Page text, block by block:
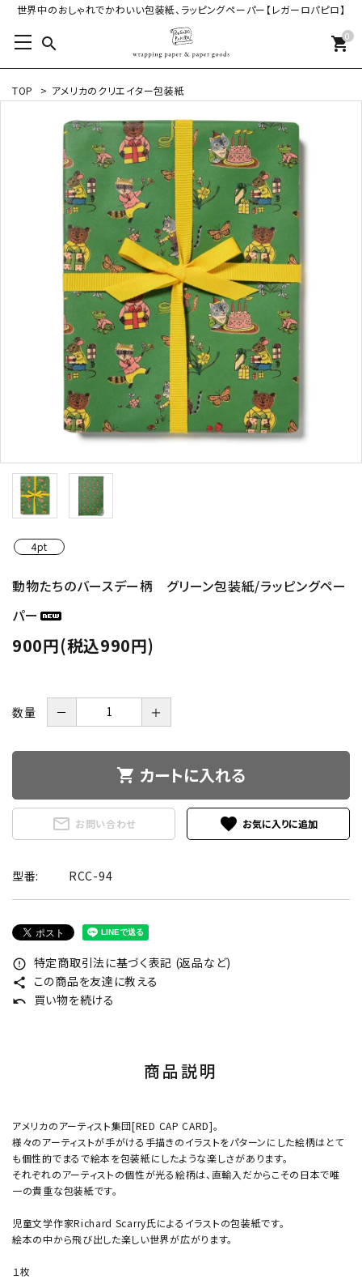
世界中のおしゃれでかわいい包装紙、ラッピングペーパー【レガーロパピロ】
search 0
shopping_cart
TOP > アメリカのクリエイター包装紙
4pt
動物たちのバースデー柄 グリーン包装紙/ラッピングペー
パー
900円(税込990円)
数量 － ＋
shopping_cart カートに入れる
mail_outline お問い合わせ favorite
型番: RCC-94
error_outline 特定商取引法に基づく表記 (返品など)
share この商品を友達に教える
undo 買い物を続ける
商品説明
アメリカのアーティスト集団[RED CAP CARD]。
様々のアーティストが手がける手描きのイラストをパターンにした絵柄はとて
も個性的でまるで絵本を包装紙にしたような楽しさがあります。
それぞれのアーティストの個性が光る絵柄は、直輸入だからこその日本で唯
一の貴重な包装紙です。
児童文学作家Richard Scarry氏によるイラストの包装紙です。
絵本の中から飛び出した楽しい世界が広がります。
１枚